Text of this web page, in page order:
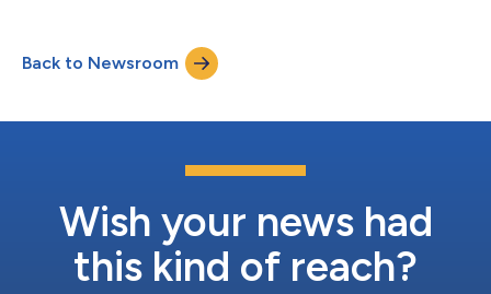
se la resilienza rimane una caratteristica fondamentale
dell'ecosistema delle PMI italiane, la ricerca indica un crescente
Back to Newsroom
Wish your news had
this kind of reach?